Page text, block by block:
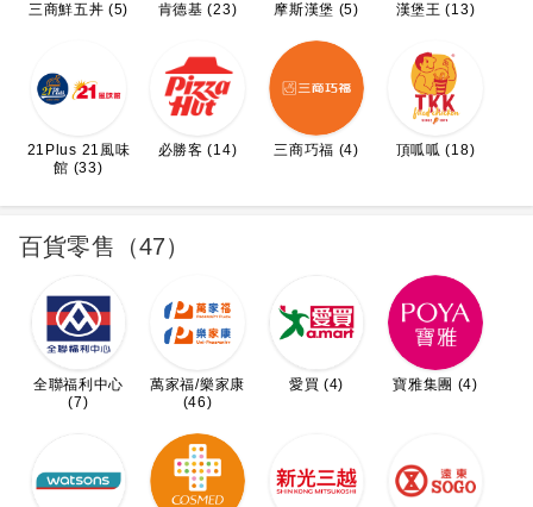
三商鮮五丼 (5) 肯德基 (23) 摩斯漢堡 (5) 漢堡王 (13)
21Plus 21風味
館 (33)
必勝客 (14) 三商巧福 (4) 頂呱呱 (18)
百貨零售（47）
全聯福利中心
(7)
萬家福/樂家康
(46)
愛買 (4) 寶雅集團 (4)